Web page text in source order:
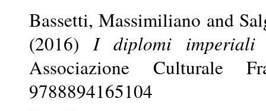
Bassetti, Massimiliano and
(2016)I diplomi imperiali
Associazione Culturale
9788894165104